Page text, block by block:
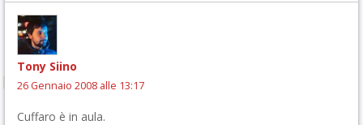
Tony Siino
26 Gennaio 2008 alle 13:17
Cuffaro è in aula.